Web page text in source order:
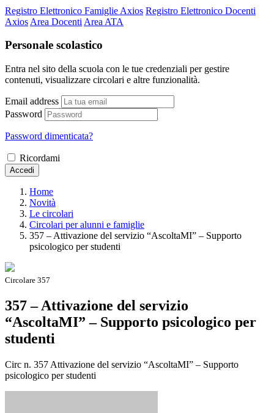
Registro Elettronico Famiglie Axios Registro Elettronico Docenti
Axios Area Docenti Area ATA
Personale scolastico
Entra nel sito della scuola con le tue credenziali per gestire
contenuti, visualizzare circolari e altre funzionalità.
Email address
Password
Password dimenticata?
Ricordami
Accedi
Home
Novità
Le circolari
Circolari per alunni e famiglie
357 – Attivazione del servizio “AscoltaMI” – Supporto
psicologico per studenti
Circolare 357
357 – Attivazione del servizio
“AscoltaMI” – Supporto psicologico per
studenti
Circ n. 357 Attivazione del servizio “AscoltaMI” – Supporto
psicologico per studenti